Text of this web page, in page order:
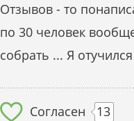
Отзывов - то
по 30 человек
собрать ... Я
Согласен 13